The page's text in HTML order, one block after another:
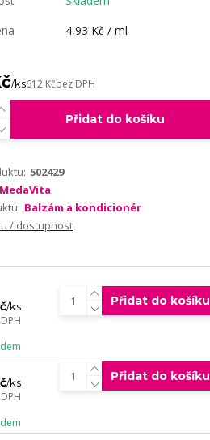
4,93 Kč / ml
/ks612 Kčbez DPH
Přidat do košíku
502429
MedaVita
Balzám a kondicionér
/ dostupnost
/ks Přidat do košíku
/ks Přidat do košíku